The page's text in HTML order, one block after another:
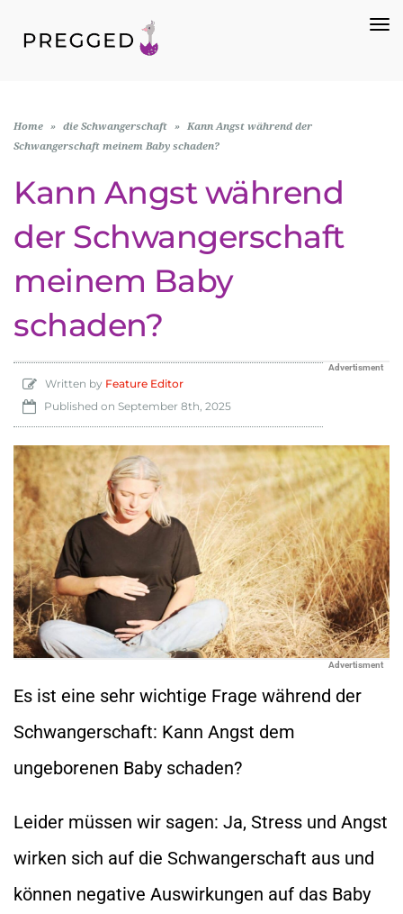
Home » die Schwangerschaft »
Kann Angst während der
Schwangerschaft meinem Baby schaden?
Kann Angst während
der Schwangerschaft
meinem Baby
schaden?
Advertisment
Written by Feature Editor
Published on September 8th, 2025
Advertisment
Es ist eine sehr wichtige Frage während der
Schwangerschaft: Kann Angst dem
ungeborenen Baby schaden?
Leider müssen wir sagen: Ja, Stress und Angst
wirken sich auf die Schwangerschaft aus und
können negative Auswirkungen auf das Baby